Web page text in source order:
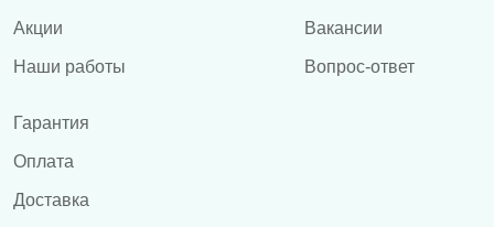
Акции
Наши работы
Вакансии
Вопрос-ответ
Гарантия
Оплата
Доставка